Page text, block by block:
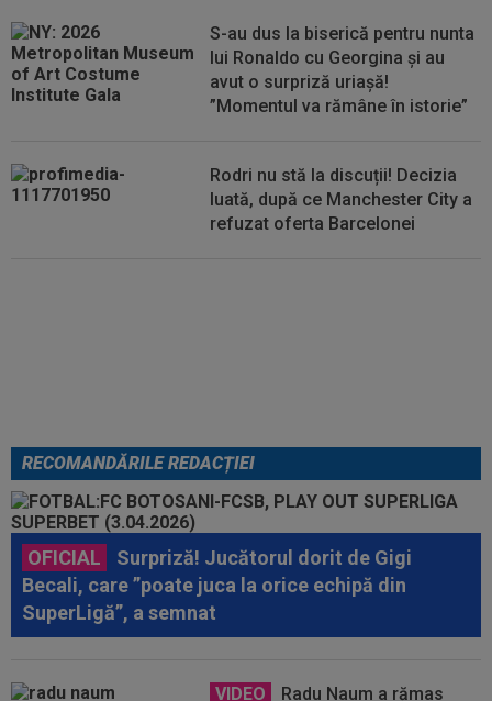
S-au dus la biserică pentru nunta
lui Ronaldo cu Georgina și au
avut o surpriză uriașă!
”Momentul va rămâne în istorie”
Rodri nu stă la discuții! Decizia
luată, după ce Manchester City a
refuzat oferta Barcelonei
RECOMANDĂRILE REDACȚIEI
OFICIAL
Surpriză! Jucătorul dorit de Gigi
Becali, care ”poate juca la orice echipă din
SuperLigă”, a semnat
VIDEO Radu Naum a rămas